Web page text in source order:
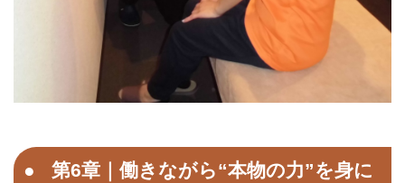
第6章｜働きながら“本物の力”を身に